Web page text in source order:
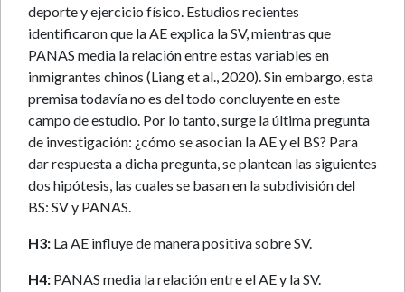
deporte y ejercicio físico. Estudios recientes
identificaron que la AE explica la SV, mientras que
PANAS media la relación entre estas variables en
inmigrantes chinos (Liang et al., 2020). Sin embargo, esta
premisa todavía no es del todo concluyente en este
campo de estudio. Por lo tanto, surge la última pregunta
de investigación: ¿cómo se asocian la AE y el BS? Para
dar respuesta a dicha pregunta, se plantean las siguientes
dos hipótesis, las cuales se basan en la subdivisión del
BS: SV y PANAS.
H3: La AE influye de manera positiva sobre SV.
H4: PANAS media la relación entre el AE y la SV.